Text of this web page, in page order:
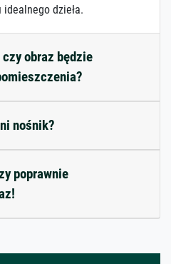
dzieła.
obraz będzie
nośnik?
poprawnie